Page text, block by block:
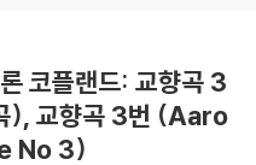
코플랜드: 교향곡 3
), 교향곡 3번 (Aaro
No 3)